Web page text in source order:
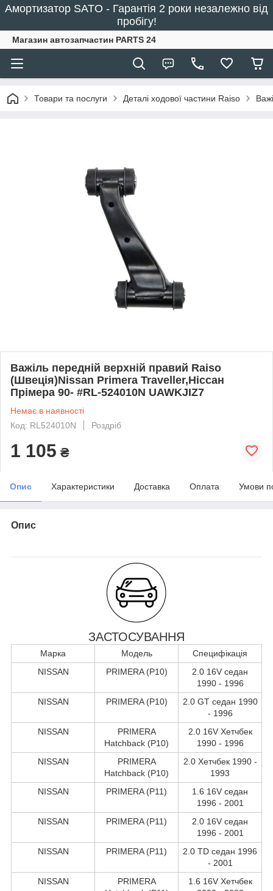
Амортизатор SATO - Гарантія 2 роки незалежно від
пробігу!
Магазин автозапчастин PARTS 24
Товари та послуги Деталі ходової частини Raiso
Важіль передній верхній правий Raiso
(Швеція)Nissan Primera Traveller,Ніссан
Прімера 90- #RL-524010N UAWKJIZ7
Немає в наявності
Код: RL524010N
Роздріб
1 105 ₴
Опис Характеристики Доставка Оплата Умови
Опис
ЗАСТОСУВАННЯ
Марка Модель
Специфікація
NISSAN
PRIMERA (P10)
2.0 16V седан
1990 - 1996
NISSAN
PRIMERA (P10)
2.0 GT седан 1990
- 1996
NISSAN
PRIMERA
Hatchback (P10)
2.0 16V Хетчбек
1990 - 1996
NISSAN
PRIMERA
Hatchback (P10)
2.0 Хетчбек 1990 -
1993
NISSAN
PRIMERA (P11)
1.6 16V седан
1996 - 2001
NISSAN
PRIMERA (P11)
2.0 16V седан
1996 - 2001
NISSAN
PRIMERA (P11)
2.0 TD седан 1996
- 2001
NISSAN
PRIMERA
1.6 16V Хетчбек